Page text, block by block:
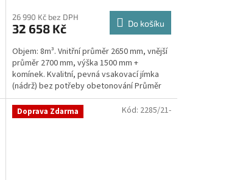
26 990 Kč bez DPH
32 658 Kč Do košíku
Objem: 8m³. Vnitřní průměr 2650 mm, vnější
průměr 2700 mm, výška 1500 mm +
komínek. Kvalitní, pevná vsakovací jímka
(nádrž) bez potřeby obetonování Průměr
přítoku a odtoku +...
Doprava Zdarma Kód: 2285/21-